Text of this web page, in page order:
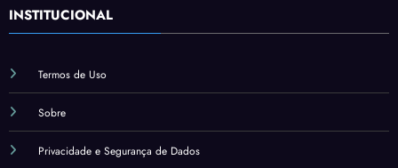
INSTITUCIONAL
Termos de Uso
Sobre
Privacidade e Segurança de Dados